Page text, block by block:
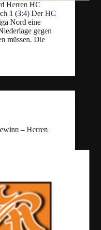
Herren HC
1 (3:4) Der HC
Nord eine
gegen
müssen. Die
– Herren